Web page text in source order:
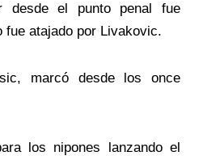
desde el punto penal fue
fue atajado por Livakovic.
marcó desde los once
los nipones lanzando el